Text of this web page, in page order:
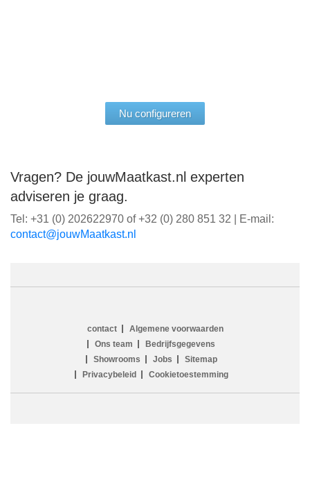
Nu configureren
Vragen? De jouwMaatkast.nl experten
adviseren je graag.
Tel: +31 (0) 202622970 of +32 (0) 280 851 32 | E-mail:
ln.tsaktaaMwuoj@tcatnoc
contact
Algemene voorwaarden
Ons team
Bedrijfsgegevens
Showrooms
Jobs
Sitemap
Privacybeleid
Cookietoestemming